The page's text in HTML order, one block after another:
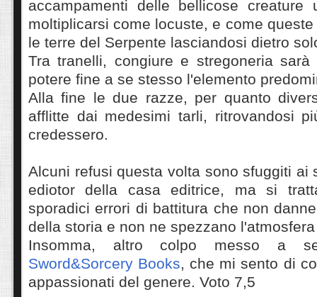
accampamenti delle bellicose creature
moltiplicarsi come locuste, e come
le terre del Serpente lasciandosi dietro
Tra tranelli, congiure e stregoneria
potere fine a se stesso l'elemento
Alla fine le due razze, per quanto
afflitte dai medesimi tarli, ritrovandosi
credessero.
Alcuni refusi questa volta sono sfuggiti ai
ediotor della casa editrice, ma si
sporadici errori di battitura che non
della storia e non ne spezzano
Insomma, altro colpo messo a
Sword&Sorcery Books, che mi sento di
appassionati del genere. Voto 7,5